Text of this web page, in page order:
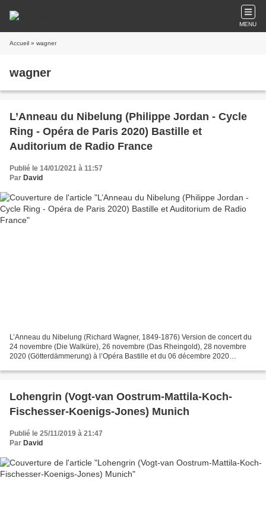
MENU
Accueil » wagner
wagner
L’Anneau du Nibelung (Philippe Jordan - Cycle
Ring - Opéra de Paris 2020) Bastille et
Auditorium de Radio France
Publié le 14/01/2021 à 11:57
Par David
L’Anneau du Nibelung (Richard Wagner, 1849-1876) Version de concert du
24 novembre (Die Walküre), 26 novembre (Das Rheingold), 28 novembre
2020 (Götterdämmerung) à l’Opéra Bastille et du 06 décembre 2020
Lohengrin (Vogt-van Oostrum-Mattila-Koch-
Fischesser-Koenigs-Jones) Munich
Publié le 25/11/2019 à 21:47
Par David